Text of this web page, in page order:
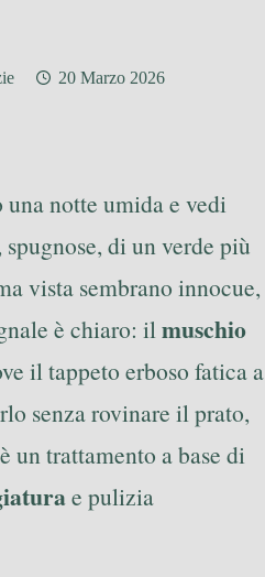
20 Marzo 2026
notte umida e vedi
di un verde più
vista sembrano innocue,
è chiaro: ilmuschio
il tappeto erboso fatica a
senza rovinare il prato,
un trattamento a base di
e pulizia